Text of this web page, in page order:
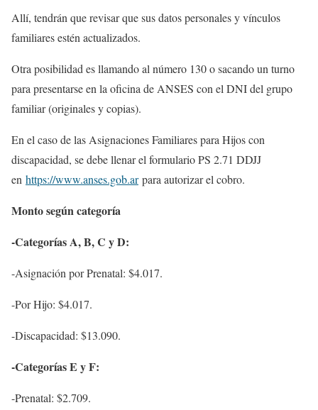
Allí, tendrán que revisar que sus datos personales y vínculos
familiares estén actualizados.
Otra posibilidad es llamando al número 130 o sacando un turno
para presentarse en la oficina de ANSES con el DNI del grupo
familiar (originales y copias).
En el caso de las Asignaciones Familiares para Hijos con
discapacidad, se debe llenar el formulario PS 2.71 DDJJ
en https://www.anses.gob.arpara autorizar el cobro.
Monto según categoría
-Categorías A, B, C y D:
-Asignación por Prenatal: $4.017.
-Por Hijo: $4.017.
-Discapacidad: $13.090.
-Categorías E y F:
-Prenatal: $2.709.